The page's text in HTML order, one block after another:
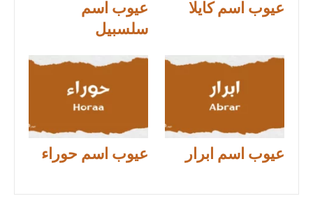
عيوب اسم كايلا
عيوب اسم
سلسبيل
عيوب اسم ابرار عيوب اسم حوراء